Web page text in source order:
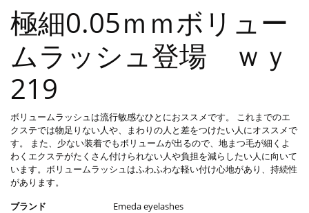
極細0.05ｍｍボリュー
ムラッシュ登場 ｗｙ
219
ボリュームラッシュは流行敏感なひとにおススメです。 これまでのエ
クステでは物足りない人や、まわりの人と差をつけたい人にオススメで
す。 また、少ない装着でもボリュームが出るので、地まつ毛が細くよ
わくエクステがたくさん付けられない人や負担を減らしたい人に向いて
います。ボリュームラッシュはふわふわな軽い付け心地があり、持続性
があります。
ブランド
Emeda eyelashes